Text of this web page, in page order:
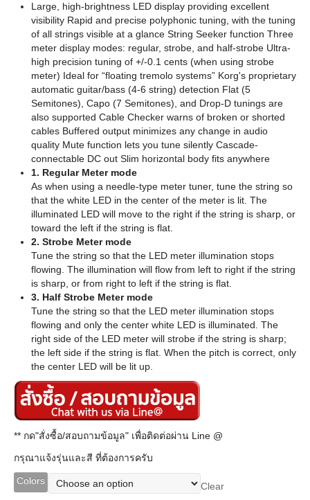
Large, high-brightness LED display providing excellent
visibility Rapid and precise polyphonic tuning, with the tuning
of all strings visible at a glance String Seeker function Three
meter display modes: regular, strobe, and half-strobe Ultra-
high precision tuning of +/-0.1 cents (when using strobe
meter) Ideal for “floating tremolo systems” Korg's proprietary
automatic guitar/bass (4-6 string) detection Flat (5
Semitones), Capo (7 Semitones), and Drop-D tunings are
also supported Cable Checker warns of broken or shorted
cables Buffered output minimizes any change in audio
quality Mute function lets you tune silently Cascade-
connectable DC out Slim horizontal body fits anywhere
1. Regular Meter mode
As when using a needle-type meter tuner, tune the string so
that the white LED in the center of the meter is lit. The
illuminated LED will move to the right if the string is sharp, or
toward the left if the string is flat.
2. Strobe Meter mode
Tune the string so that the LED meter illumination stops
flowing. The illumination will flow from left to right if the string
is sharp, or from right to left if the string is flat.
3. Half Strobe Meter mode
Tune the string so that the LED meter illumination stops
flowing and only the center white LED is illuminated. The
right side of the LED meter will strobe if the string is sharp;
the left side if the string is flat. When the pitch is correct, only
the center LED will be lit up.
** กด"สั่งซื้อ/สอบถามข้อมูล" เพื่อติดต่อผ่าน Line @
กรุณาแจ้งรุ่นและสี ที่ต้องการครับ
Colors
Clear